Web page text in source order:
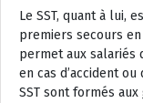
Le SST, quant à lui,
premiers secours
permet aux salariés
en cas d’accident
SST sont formés